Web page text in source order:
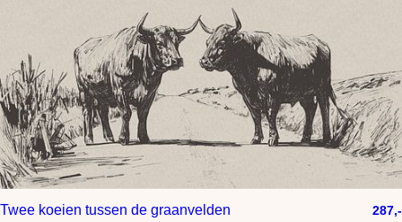
Twee koeien tussen de graanvelden 287,-